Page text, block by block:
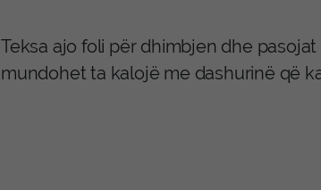
Teksa ajo foli për dhimbjen dhe
mundohet ta kalojë me dashurinë që